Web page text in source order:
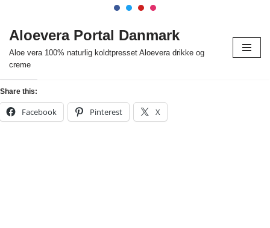
Spring
indhold
Aloevera Portal Danmark
Aloe vera 100% naturlig koldtpresset Aloevera drikke og
creme
Share this:
Facebook Pinterest X